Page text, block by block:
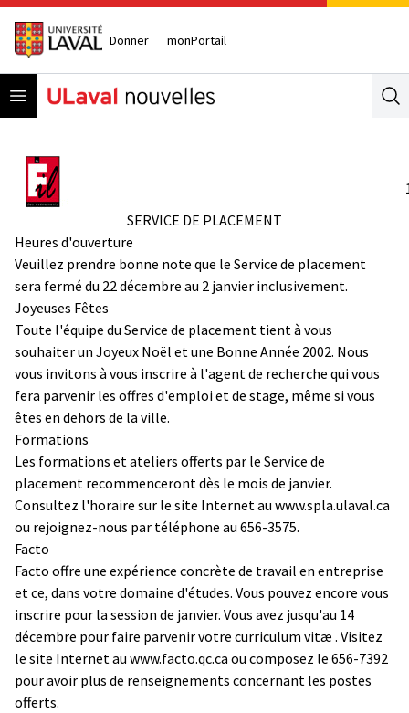
Donner monPortail
Open menu
SERVICE DE PLACEMENT
Heures d'ouverture
Veuillez prendre bonne note que le Service de placement
sera fermé du 22 décembre au 2 janvier inclusivement.
Joyeuses Fêtes
Toute l'équipe du Service de placement tient à vous
souhaiter un Joyeux Noël et une Bonne Année 2002. Nous
vous invitons à vous inscrire à l'agent de recherche qui vous
fera parvenir les offres d'emploi et de stage, même si vous
êtes en dehors de la ville.
Formations
Les formations et ateliers offerts par le Service de
placement recommenceront dès le mois de janvier.
Consultez l'horaire sur le site Internet au www.spla.ulaval.ca
ou rejoignez-nous par téléphone au 656-3575.
Facto
Facto offre une expérience concrète de travail en entreprise
et ce, dans votre domaine d'études. Vous pouvez encore vous
inscrire pour la session de janvier. Vous avez jusqu'au 14
décembre pour faire parvenir votre curriculum vitæ . Visitez
le site Internet au www.facto.qc.ca ou composez le 656-7392
pour avoir plus de renseignements concernant les postes
offerts.